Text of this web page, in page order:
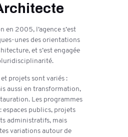
en 2005, l’agence s’est
unes des orientations
et s’est engagée
projets sont variés :
aussi en transformation,
Les programmes
espaces publics, projets
administratifs, mais
variations autour de